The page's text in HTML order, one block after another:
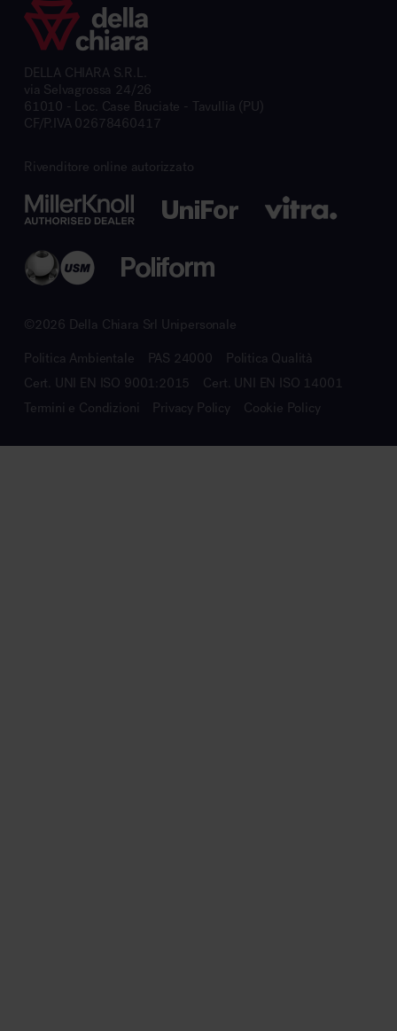
DELLA CHIARA S.R.L.
via Selvagrossa 24/26
61010 - Loc. Case Bruciate - Tavullia (PU)
CF/P.IVA 02678460417
Rivenditore online autorizzato
©2026 Della Chiara Srl Unipersonale
Politica Ambientale PAS 24000
Politica Qualità
Cert. UNI EN ISO 9001:2015
Cert. UNI EN ISO 14001
Termini e Condizioni
Privacy Policy Cookie Policy